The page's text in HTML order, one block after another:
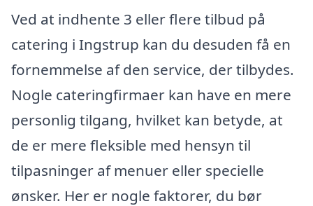
Ved at indhente 3 eller flere tilbud på
catering i Ingstrup kan du desuden få en
fornemmelse af den service, der tilbydes.
Nogle cateringfirmaer kan have en mere
personlig tilgang, hvilket kan betyde, at
de er mere fleksible med hensyn til
tilpasninger af menuer eller specielle
ønsker. Her er nogle faktorer, du bør